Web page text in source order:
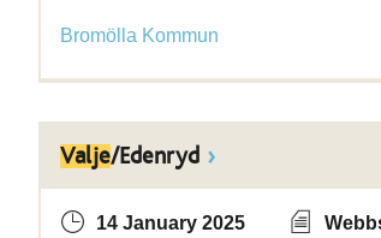
Bromölla Kommun
Valje/Edenryd
14 January 2025